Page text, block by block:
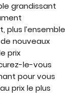
grandissant
plus l’ensemble
nouveaux
prix
le-vous
pour vous
prix le plus